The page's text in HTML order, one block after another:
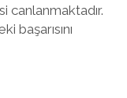
başarısını